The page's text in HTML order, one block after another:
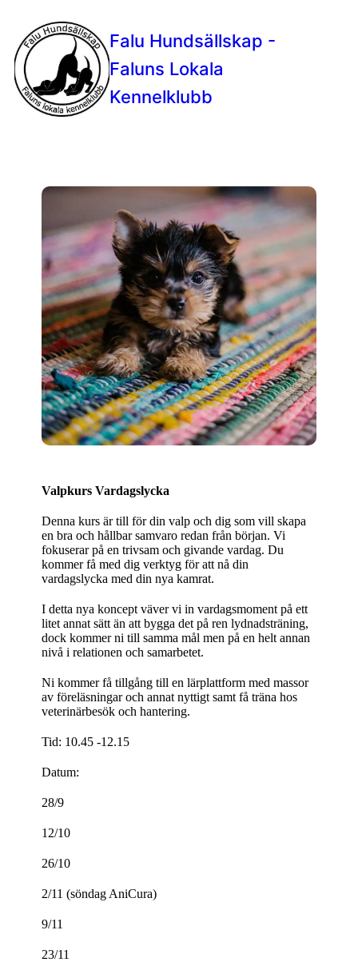
Falu Hundsällskap -
Faluns Lokala
Kennelklubb
Valpkurs Vardagslycka
Denna kurs är till för din valp och dig som vill skapa
en bra och hållbar samvaro redan från början. Vi
fokuserar på en trivsam och givande vardag. Du
kommer få med dig verktyg för att nå din
vardagslycka med din nya kamrat.
I detta nya koncept väver vi in vardagsmoment på ett
litet annat sätt än att bygga det på ren lydnadsträning,
dock kommer ni till samma mål men på en helt annan
nivå i relationen och samarbetet.
Ni kommer få tillgång till en lärplattform med massor
av föreläsningar och annat nyttigt samt få träna hos
veterinärbesök och hantering.
Tid: 10.45 -12.15
Datum:
28/9
12/10
26/10
2/11 (söndag AniCura)
9/11
23/11